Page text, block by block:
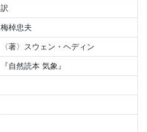
訳
梅棹忠夫
〈著〉スウェン・ヘディン
『自然読本 気象』